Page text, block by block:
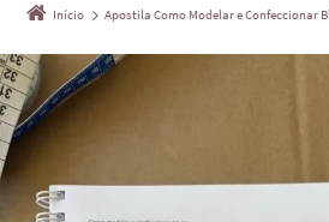
Início Apostila Como Modelar e Confeccionar